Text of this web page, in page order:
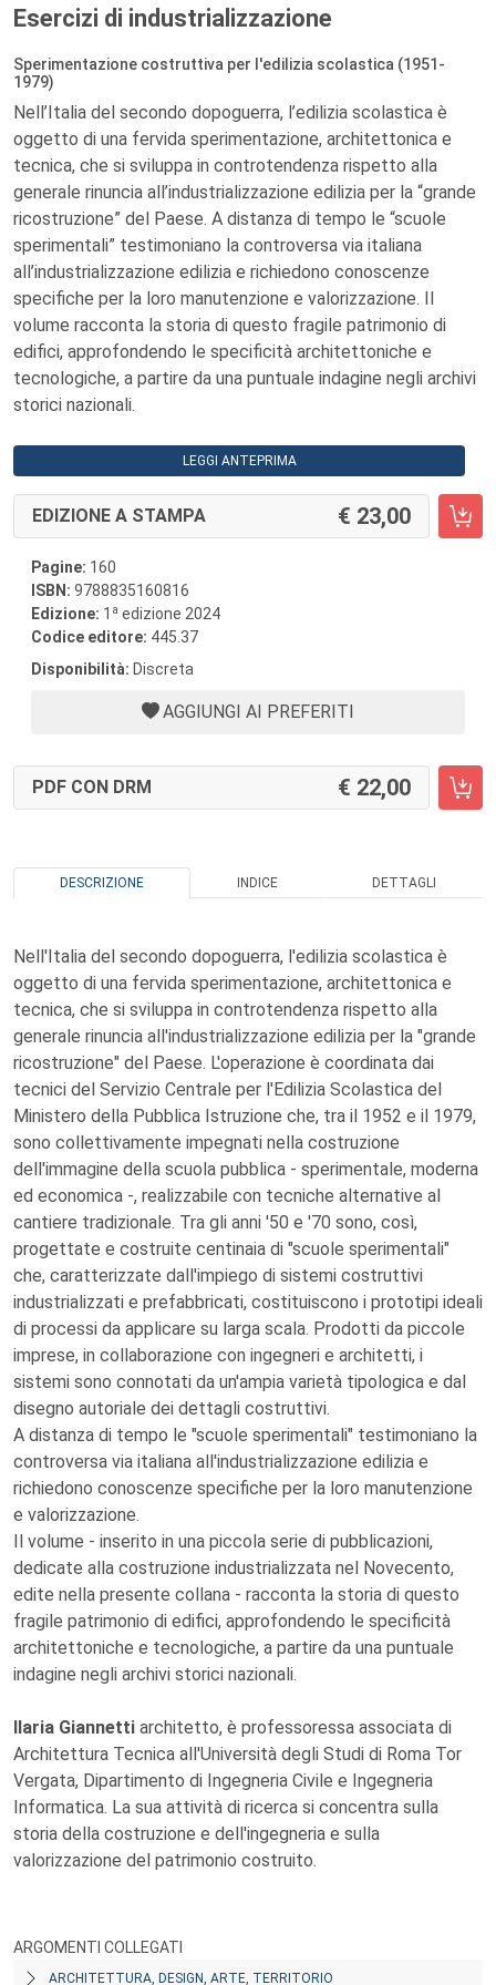
Esercizi di industrializzazione
Sperimentazione costruttiva per l'edilizia scolastica (1951-
1979)
Nell’Italia del secondo dopoguerra, l’edilizia scolastica è
oggetto di una fervida sperimentazione, architettonica e
tecnica, che si sviluppa in controtendenza rispetto alla
generale rinuncia all’industrializzazione edilizia per la “grande
ricostruzione” del Paese. A distanza di tempo le “scuole
sperimentali” testimoniano la controversa via italiana
all’industrializzazione edilizia e richiedono conoscenze
specifiche per la loro manutenzione e valorizzazione. Il
volume racconta la storia di questo fragile patrimonio di
edifici, approfondendo le specificità architettoniche e
tecnologiche, a partire da una puntuale indagine negli archivi
storici nazionali.
LEGGI ANTEPRIMA
EDIZIONE A STAMPA 23,00
Pagine: 160
ISBN: 9788835160816
Edizione: 1 a edizione 2024
Codice editore: 445.37
Disponibilità: Discreta
AGGIUNGI AI PREFERITI
PDF CON DRM 22,00
DESCRIZIONE INDICE DETTAGLI
Nell'Italia del secondo dopoguerra, l'edilizia scolastica è
oggetto di una fervida sperimentazione, architettonica e
tecnica, che si sviluppa in controtendenza rispetto alla
generale rinuncia all'industrializzazione edilizia per la "grande
ricostruzione" del Paese. L'operazione è coordinata dai
tecnici del Servizio Centrale per l'Edilizia Scolastica del
Ministero della Pubblica Istruzione che, tra il 1952 e il 1979,
sono collettivamente impegnati nella costruzione
dell'immagine della scuola pubblica - sperimentale, moderna
ed economica -, realizzabile con tecniche alternative al
cantiere tradizionale. Tra gli anni '50 e '70 sono, così,
progettate e costruite centinaia di "scuole sperimentali"
che, caratterizzate dall'impiego di sistemi costruttivi
industrializzati e prefabbricati, costituiscono i prototipi ideali
di processi da applicare su larga scala. Prodotti da piccole
imprese, in collaborazione con ingegneri e architetti, i
sistemi sono connotati da un'ampia varietà tipologica e dal
disegno autoriale dei dettagli costruttivi.
A distanza di tempo le "scuole sperimentali" testimoniano la
controversa via italiana all'industrializzazione edilizia e
richiedono conoscenze specifiche per la loro manutenzione
e valorizzazione.
Il volume - inserito in una piccola serie di pubblicazioni,
dedicate alla costruzione industrializzata nel Novecento,
edite nella presente collana - racconta la storia di questo
fragile patrimonio di edifici, approfondendo le specificità
architettoniche e tecnologiche, a partire da una puntuale
indagine negli archivi storici nazionali.
Ilaria Giannetti architetto, è professoressa associata di
Architettura Tecnica all'Università degli Studi di Roma Tor
Vergata, Dipartimento di Ingegneria Civile e Ingegneria
Informatica. La sua attività di ricerca si concentra sulla
storia della costruzione e dell'ingegneria e sulla
valorizzazione del patrimonio costruito.
ARGOMENTI COLLEGATI
ARCHITETTURA, DESIGN, ARTE, TERRITORIO